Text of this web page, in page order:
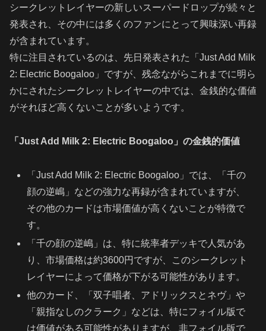
シークレットレイヤーの新しいスーパードロップが続々と
発表され、その中には多くのファンにとって興味深い再録
が含まれています。
特に注目されているのは、先日発表された「Just Add Milk
2: Electric Boogaloo」ですが、残念ながらこれまでに明ら
かにされたシークレットレイヤーの中では、金銭的な価値
がそれほど高くないことが多いようです。
「Just Add Milk 2: Electric Boogaloo」の金銭的価値
「Just Add Milk 2: Electric Boogaloo」では、「千の
顔の逆嶋」などの強力な再録が含まれていますが、
その他のカードは市場価値が高くないことが特徴で
す。
「千の顔の逆嶋」は、特に統率者デッキで人気があ
り、市場価格は約3600円ですが、このシークレット
レイヤーによって価格が下がる可能性があります。
他のカード、「双子唱者、アドリックスとネヴ」や
「親指なしのクラーク」などは、特にフォイル版で
は価値がある可能性がありますが、非フォイル版で